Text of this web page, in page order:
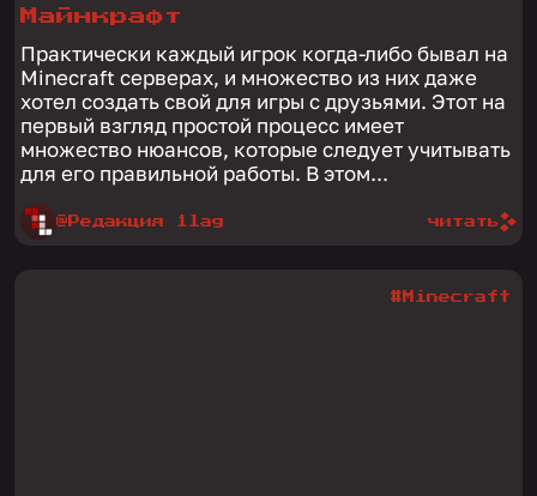
Майнкрафт
Практически каждый игрок когда-либо бывал на
Minecraft серверах, и множество из них даже
хотел создать свой для игры с друзьями. Этот на
первый взгляд простой процесс имеет
множество нюансов, которые следует учитывать
для его правильной работы. В этом...
@Редакция 1lag читать
#Minecraft